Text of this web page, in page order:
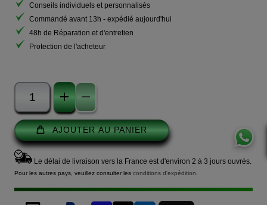
Conseils individuels et personnalisés
Commandé avant 13h - expédié aujourd'hui
48h de Réparation et d'entretien
Protection de l'acheteur
AJOUTER AU PANIER
Le délai de livraison vers la France est d'environ 2 à 3 jours ouvrés.
Pour les autres pays, veuillez consulter les conditions d'expédition